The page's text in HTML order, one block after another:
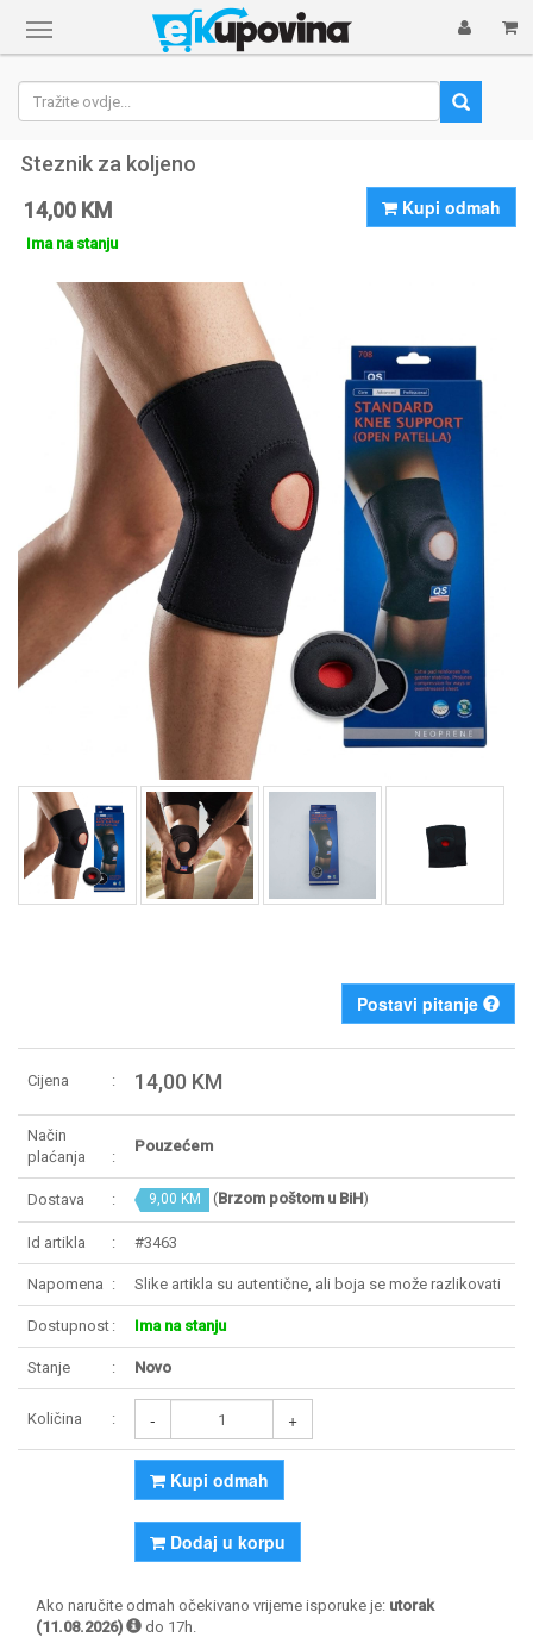
Prikaži
navigaciju
Steznik za koljeno
14,00 KM
Kupi odmah
Ima na stanju
Postavi pitanje
Cijena 14,00 KM
Način
plaćanja
Pouzećem
Dostava 9,00 KM (Brzom poštom u BiH)
Id artikla #3463
Napomena Slike artikla su autentične, ali boja se može razlikovati
Dostupnost Ima na stanju
Stanje Novo
Količina - +
Kupi odmah
Dodaj u korpu
Ako naručite odmah očekivano vrijeme isporuke je: utorak
(11.08.2026)
do 17h.